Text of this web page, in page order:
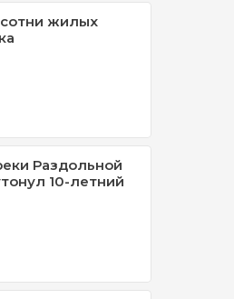
жилых
Раздольной
10-летний